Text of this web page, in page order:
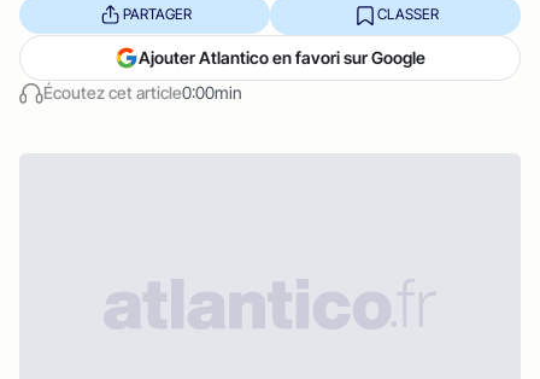
Écoutez cet article0:00min
PARTAGER CLASSER
Ajouter Atlantico en favori sur Google